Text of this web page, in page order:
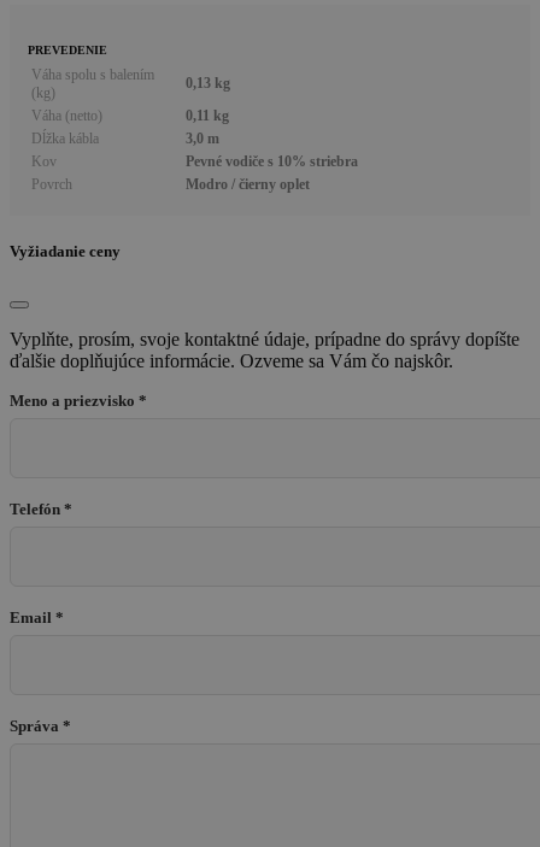
PREVEDENIE
Váha spolu s balením
(kg)
0,13 kg
Váha (netto)
0,11 kg
Dĺžka kábla
3,0 m
Kov
Pevné vodiče s 10% striebra
Povrch
Modro / čierny oplet
Vyžiadanie ceny
Vyplňte, prosím, svoje kontaktné údaje, prípadne do správy dopíšte
ďalšie doplňujúce informácie. Ozveme sa Vám čo najskôr.
Meno a priezvisko *
Telefón *
Email *
Správa *